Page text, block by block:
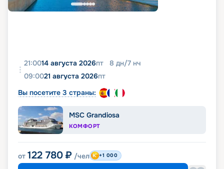
21:0014 августа 2026пт 8 дн/7 нч
09:0021 августа 2026пт
Вы посетите 3 страны:
MSC Grandiosa
КОМФОРТ
от 122 780 ₽ /чел +1 000